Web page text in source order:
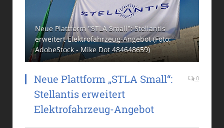
Neue Plattform "STLA Small": Stellantis
erweitert Elektrofahrzeug-Angebot (Foto:
AdobeStock - Mike Dot 484648659)
Neue Plattform „STLA Small“:
Stellantis erweitert
Elektrofahrzeug-Angebot
0